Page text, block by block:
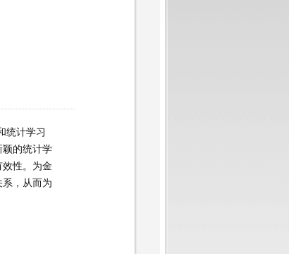
统计学习
颖的统计学
性。 为金
，从而为